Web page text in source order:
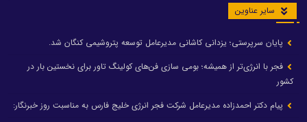
سایر عناوین
پایان سرپرستی؛ یزدانی کاشانی مدیرعامل توسعه پتروشیمی کنگان شد.
فجر با انرژی‌تر از همیشه؛ بومی سازی فن‌های کولینگ تاور برای نخستین بار در
کشور
پیام دکتر احمدزاده مدیرعامل شرکت فجر انرژی خلیج فارس به مناسبت روز خبرنگار: